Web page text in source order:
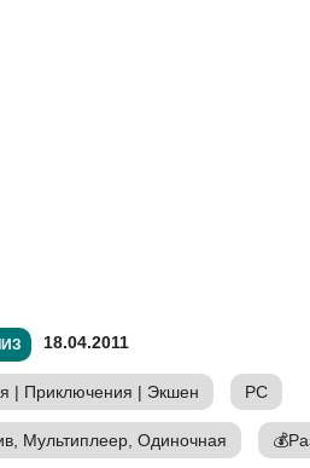
18.04.2011
| Приключения | Экшен PC
Мультиплеер, Одиночная 💰